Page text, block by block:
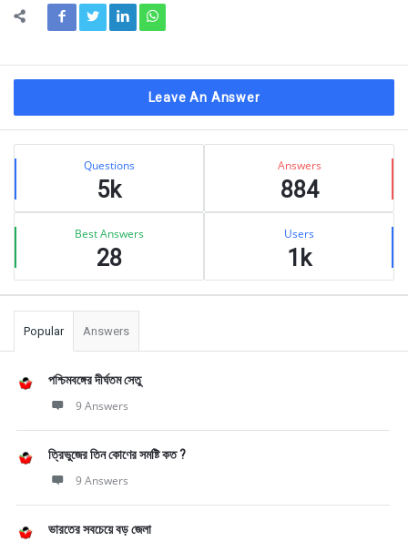
Leave An Answer
Sidebar
Stats Questions
5k
Answers
884
Best Answers
28
Users
1k
Popular Answers
পশ্চিমবঙ্গের দীর্ঘতম সেতু
9 Answers
ত্রিভুজের তিন কোণের সমষ্টি কত ?
9 Answers
ভারতের সবচেয়ে বড় জেলা